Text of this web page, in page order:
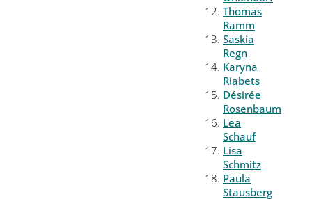
Thomas
Ramm
Saskia
Regn
Karyna
Riabets
Désirée
Rosenbaum
Lea
Schauf
Lisa
Schmitz
Paula
Stausberg